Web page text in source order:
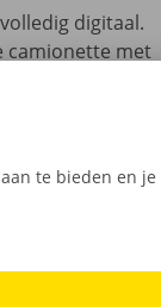
digitaal.
camionette met
te bieden en je